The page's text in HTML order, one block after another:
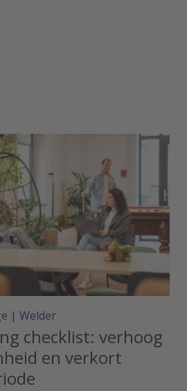
| Welder
checklist: verhoog
en verkort